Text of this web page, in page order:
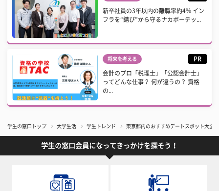
新卒社員の3年以内の離職率約4% イン
フラを“錆び”から守るナカボーテッ...
将来を考える PR
会計のプロ「税理士」「公認会計士」
ってどんな仕事？ 何が違うの？ 資格
の...
学生の窓口トップ 大学生活 学生トレンド 東京都内のおすすめデートスポット大全
学生の窓口会員になってきっかけを探そう！